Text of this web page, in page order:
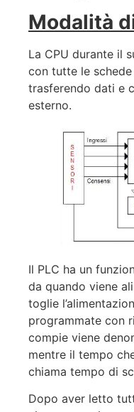
Modalità
La CPU durante il
con tutte le
trasferendo dati e
esterno.
Il PLC ha un
da quando viene
toglie
programmate con
compie viene
mentre il tempo
chiama tempo di
Dopo aver letto